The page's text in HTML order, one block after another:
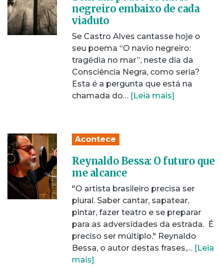
negreiro embaixo de cada
viaduto
Se Castro Alves cantasse hoje o
seu poema “O navio negreiro:
tragédia no mar”, neste dia da
Consciência Negra, como seria?
Esta é a pergunta que está na
chamada do… [Leia mais]
Acontece
Reynaldo Bessa: O futuro que
me alcance
"O artista brasileiro precisa ser
plural. Saber cantar, sapatear,
pintar, fazer teatro e se preparar
para as adversidades da estrada. É
preciso ser múltiplo." Reynaldo
Bessa, o autor destas frases,… [Leia
mais]